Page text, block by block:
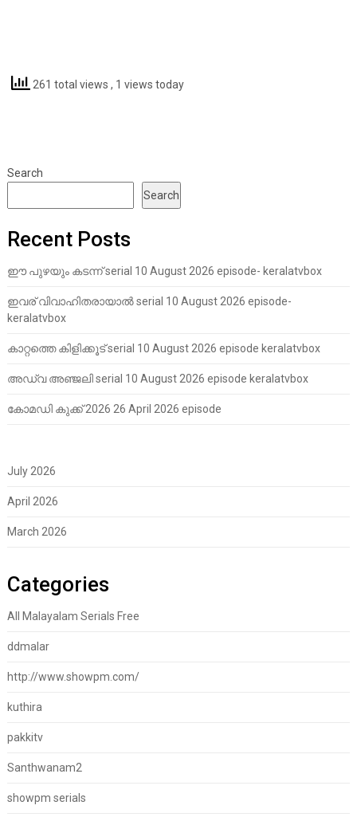
261 total views , 1 views today
Search
Search
Recent Posts
ഈ പുഴയും കടന്ന് serial 10 August 2026 episode- keralatvbox
ഇവര് വിവാഹിതരായാൽ serial 10 August 2026 episode-
keralatvbox
കാറ്റത്തെ കിളിക്കൂട് serial 10 August 2026 episode keralatvbox
അഡ്വ അഞ്ജലി serial 10 August 2026 episode keralatvbox
കോമഡി കുക്ക് 2026 26 April 2026 episode
July 2026
April 2026
March 2026
Categories
All Malayalam Serials Free
ddmalar
http://www.showpm.com/
kuthira
pakkitv
Santhwanam2
showpm serials